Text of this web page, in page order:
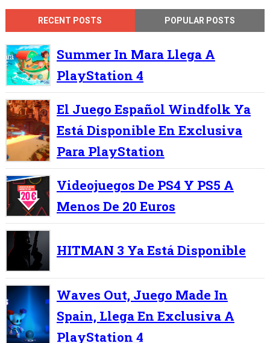
RECENT POSTS POPULAR POSTS
Summer In Mara Llega A
PlayStation 4
El Juego Español Windfolk Ya
Está Disponible En Exclusiva
Para PlayStation
Videojuegos De PS4 Y PS5 A
Menos De 20 Euros
HITMAN 3 Ya Está Disponible
Waves Out, Juego Made In
Spain, Llega En Exclusiva A
PlayStation 4